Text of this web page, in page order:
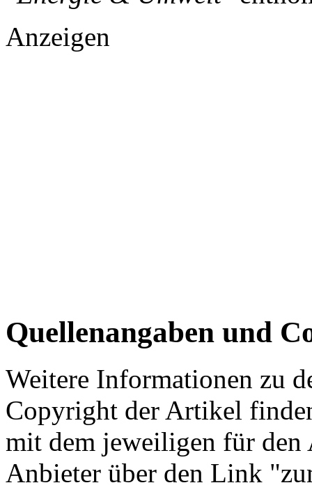
Anzeigen
Quellenangaben und
Weitere Informationen zu
Copyright der Artikel
mit dem jeweiligen für
Anbieter über den Link